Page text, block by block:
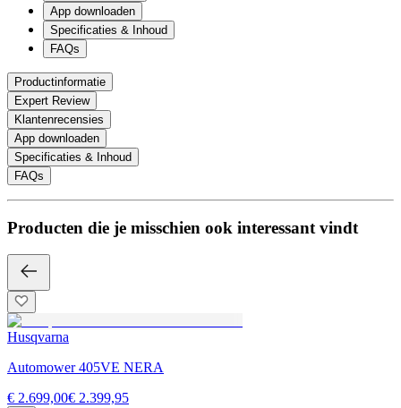
App downloaden
Specificaties & Inhoud
FAQs
Productinformatie
Expert Review
Klantenrecensies
App downloaden
Specificaties & Inhoud
FAQs
Producten die je misschien ook interessant vindt
Husqvarna
Automower 405VE NERA
€ 2.699,00€ 2.399,95